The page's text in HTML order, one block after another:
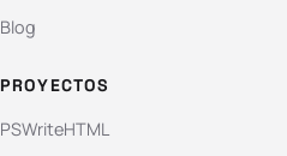
Blog
PROYECTOS
PSWriteHTML